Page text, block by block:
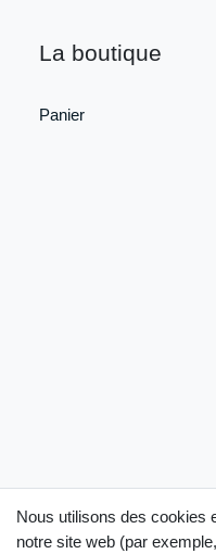
La boutique
Panier
Nous utilisons des cookies
notre site web (par